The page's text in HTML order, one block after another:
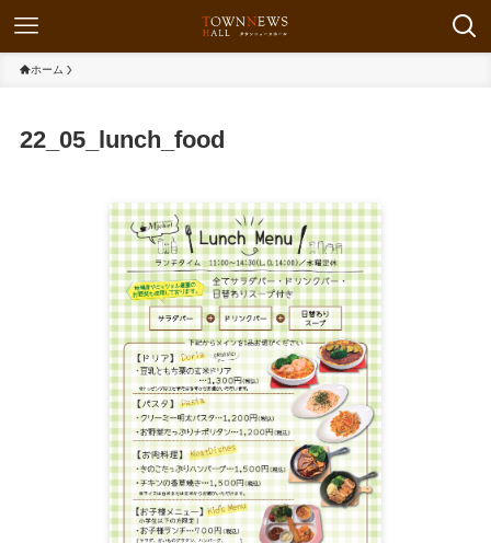
ホーム
22_05_lunch_food